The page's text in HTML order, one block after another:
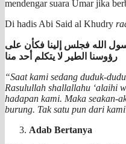
mendengar suara Umar jika
Di hadis Abi Said al Khudry
الله فجلس إلينا فكأن على
رؤوسنا الطير لا يتكلم أحد منا
“Saat kami sedang duduk-
Rasulullah shallallahu ‘alaihi
hadapan kami. Maka seakan-
burung. Tak satu pun dari
Adab Bertanya